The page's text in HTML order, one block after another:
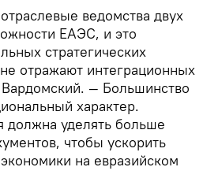
ведомства двух
ЕАЭС, и это
стратегических
отражают интеграционных
— Большинство
характер.
должна уделять больше
чтобы ускорить
на евразийском